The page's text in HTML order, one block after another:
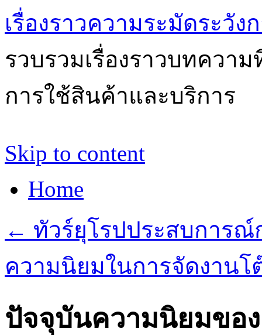
เรื่องราวความระมัดระวัง
รวบรวมเรื่องราวบทควา
การใช้สินค้าและบริการ
Skip to content
Home
← ทัวร์ยุโรปประสบการ
ความนิยมในการจัดงาน
ปัจจุบันความนิยมขอ